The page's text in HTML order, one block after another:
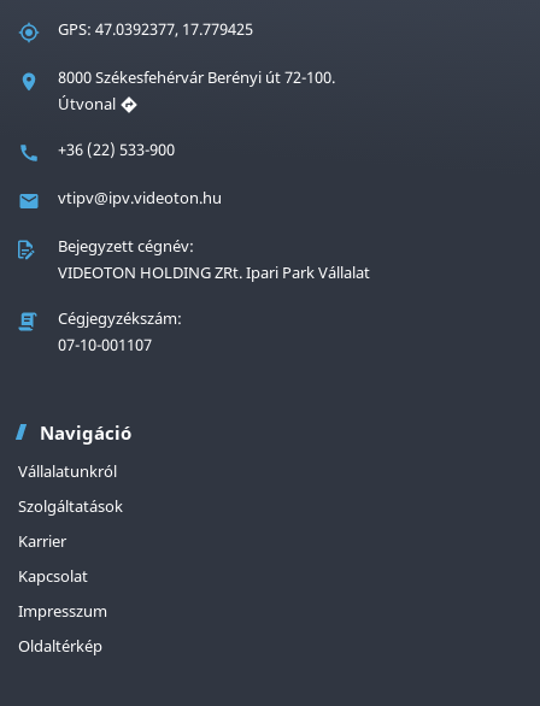
GPS: 47.0392377, 17.779425
8000 Székesfehérvár Berényi út 72-100.
Útvonal
+36 (22) 533-900
vtipv@ipv.videoton.hu
Bejegyzett cégnév:
VIDEOTON HOLDING ZRt. Ipari Park Vállalat
Cégjegyzékszám:
07-10-001107
Navigáció
Vállalatunkról
Szolgáltatások
Karrier
Kapcsolat
Impresszum
Oldaltérkép